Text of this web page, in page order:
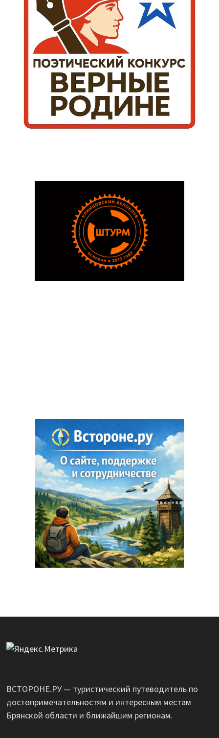
ВСТОРОНЕ.РУ — туристический путеводитель по
достопримечательностям и интересным местам
Брянской области и ближайшим регионам.